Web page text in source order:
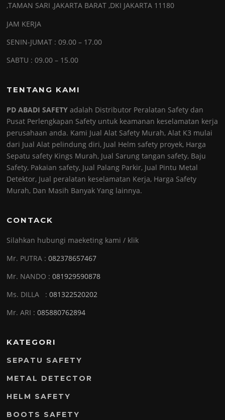
,TAMAN SARI ,JAKARTA BARAT ,DKI JAKARTA 11180
JAM KERJA
SENIN-JUMAT : 09.00 – 17.00
SABTU : 09.00 – 15.00
TENTANG KAMI
PD ABADI SAFETY adalah Distributor Peralatan Safety dan
Pusat Perlengkapan Safety untuk keamanan keselamatan kerja
perusahaan anda. Kami Jual Alat Safety Murah, Alat K3 mulai
dari Jual Alat pelindung diri, Jual Helm safety proyek, Harga
Sepatu safety Kings Murah, Jual Sarung tangan safety, Baju
Safety, Pakaian safety, Jual Palang Parkir, Jual Pintu Metal
Detektor, Jual peralatan keselamatan Kerja, Harga Safety
Murah, Dan Masih Banyak Yang lainnya.
CONTACK
Silahkan hubungi maeketing kami / klik
Mr. PUTRA :082378657467
Mr. NANDO :081929590878
Ms. DILLA :081322520202
Mr. ARI :085880762894
KATEGORI
SEPATU SAFETY
METAL DETECTOR
HELM SAFETY
BOOTS SAFETY